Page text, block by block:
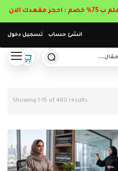
انشئ حساب تسجيل دخول
Showing 1-15 of 460 results